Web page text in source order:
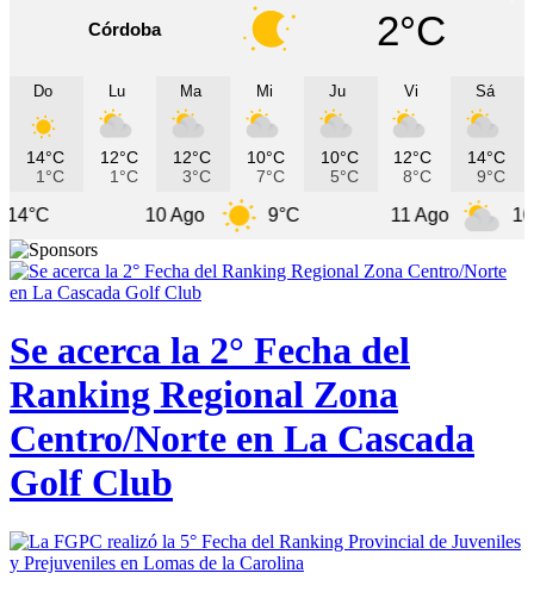
Córdoba 2°C
Do
14°C
1°C
Lu
12°C
1°C
Ma
12°C
3°C
Mi
10°C
7°C
Ju
10°C
5°C
Vi
12°C
8°C
Sá
14°C
9°C
9°C 10°C
Se acerca la 2° Fecha del
Ranking Regional Zona
Centro/Norte en La Cascada
Golf Club